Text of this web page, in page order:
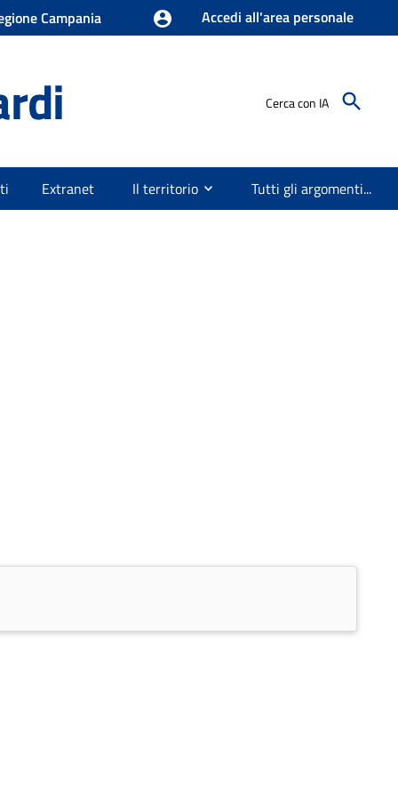
Campania Accedi all'area personale
Cerca con IA
Extranet Il territorio Tutti gli argomenti...